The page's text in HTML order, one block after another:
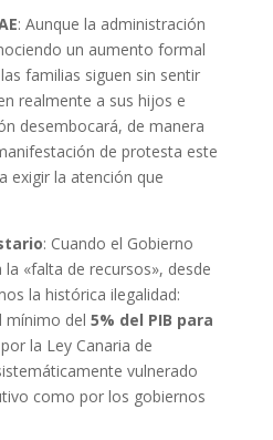
: Aunque la administración
un aumento formal
familias siguen sin sentir
realmente a sus hijos e
desembocará, de manera
de protesta este
exigir la atención que
: Cuando el Gobierno
«falta de recursos», desde
la histórica ilegalidad:
mínimo del 5% del PIB para
la Ley Canaria de
vulnerado
como por los gobiernos